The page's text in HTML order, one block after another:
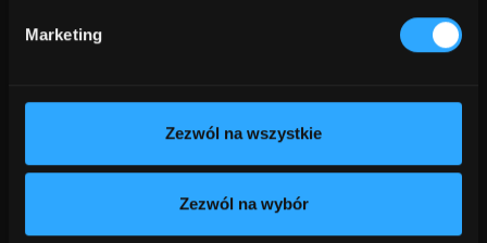
Marketing
Zezwól na wszystkie
Zezwól na wybór
Tworzenie aplikacji mobilnych
to
Rozumiemy, jak ważne jest, aby
Twoja firma była dostępna dla
klientów na ich urządzeniach
aplikacjom mobilnym możesz